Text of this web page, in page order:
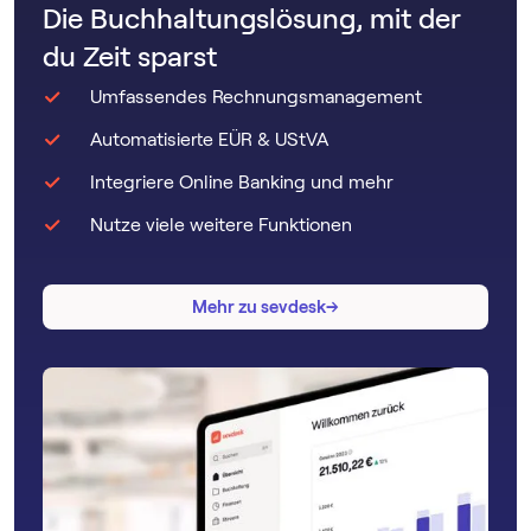
Die Buchhaltungslösung, mit der
du Zeit sparst
Umfassendes Rechnungsmanagement
Automatisierte EÜR & UStVA
Integriere Online Banking und mehr
Nutze viele weitere Funktionen
Mehr zu sevdesk→
→